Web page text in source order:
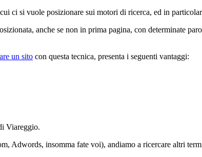
ci si vuole posizionare sui motori di ricerca, ed in
anche se non in prima pagina, con determinate
un sito con questa tecnica, presenta i seguenti vantaggi:
Viareggio.
Adwords, insomma fate voi), andiamo a ricercare altri